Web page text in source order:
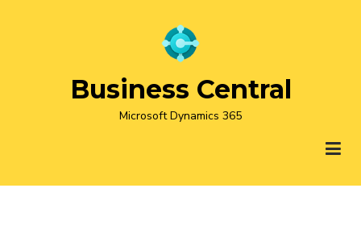
Business Central
Microsoft Dynamics 365